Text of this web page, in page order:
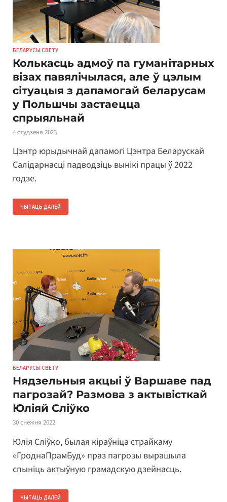
БЕЛАРУСЫ СВЕТУ
Колькасць адмоў па гуманітарных
візах павялічылася, але ў цэлым
сітуацыя з дапамогай беларусам
у Польшчы застаецца
спрыяльнай
4 студзеня 2023
Цэнтр юрыдычнай дапамогі Цэнтра Беларускай
Салідарнасці падводзіць вынікі працы ў 2022
годзе.
ЧЫТАЦЬ ДАЛЕЙ
БЕЛАРУСЫ СВЕТУ
Нядзельныя акцыі ў Варшаве пад
пагрозай? Размова з актывісткай
Юліяй Сліўко
30 снежня 2022
Юлія Сліўко, былая кіраўніца страйкаму
«ГроднаПрамБуд» праз пагрозы вырашыла
спыніць актыўную грамадскую дзейнасць.
ЧЫТАЦЬ ДАЛЕЙ